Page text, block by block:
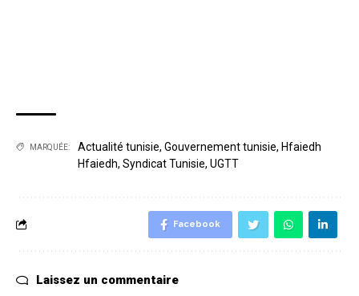
MARQUÉE: Actualité tunisie, Gouvernement tunisie, Hfaiedh
Hfaiedh, Syndicat Tunisie, UGTT
Facebook
Laissez un commentaire